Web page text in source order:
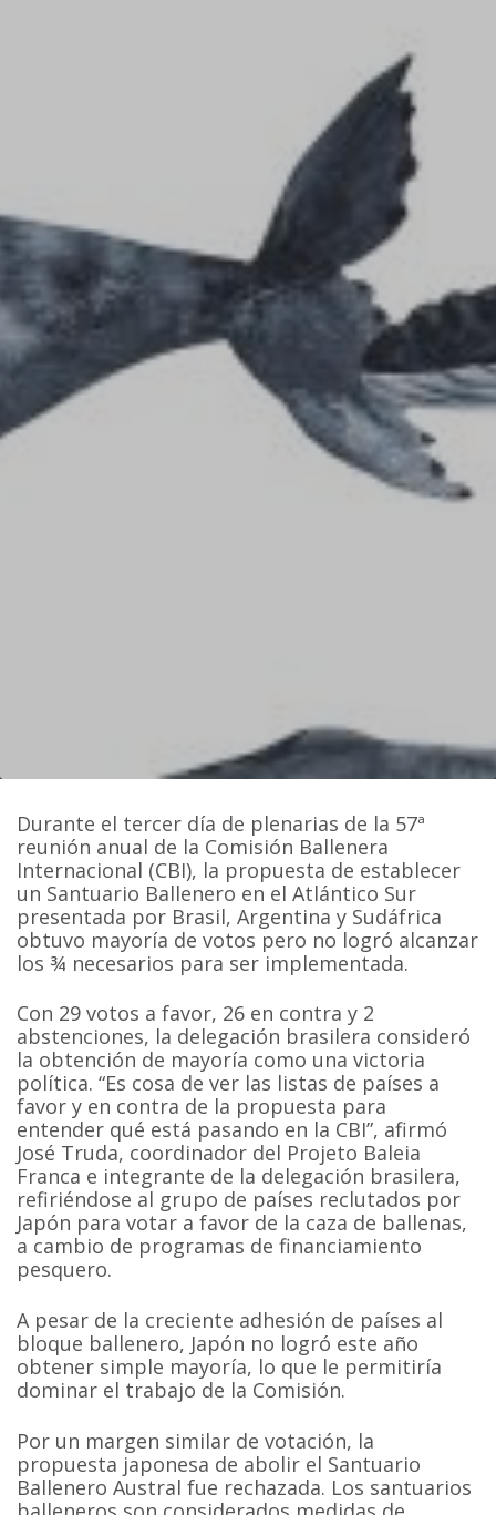
Durante el tercer día de plenarias de la 57ª
reunión anual de la Comisión Ballenera
Internacional (CBI), la propuesta de establecer
un Santuario Ballenero en el Atlántico Sur
presentada por Brasil, Argentina y Sudáfrica
obtuvo mayoría de votos pero no logró alcanzar
los ¾ necesarios para ser implementada.
Con 29 votos a favor, 26 en contra y 2
abstenciones, la delegación brasilera consideró
la obtención de mayoría como una victoria
política. “Es cosa de ver las listas de países a
favor y en contra de la propuesta para
entender qué está pasando en la CBI”, afirmó
José Truda, coordinador del Projeto Baleia
Franca e integrante de la delegación brasilera,
refiriéndose al grupo de países reclutados por
Japón para votar a favor de la caza de ballenas,
a cambio de programas de financiamiento
pesquero.
A pesar de la creciente adhesión de países al
bloque ballenero, Japón no logró este año
obtener simple mayoría, lo que le permitiría
dominar el trabajo de la Comisión.
Por un margen similar de votación, la
propuesta japonesa de abolir el Santuario
Ballenero Austral fue rechazada. Los santuarios